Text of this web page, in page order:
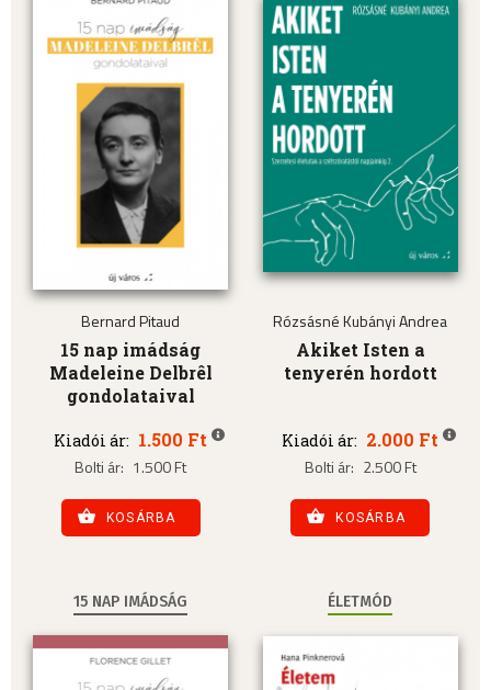
Bernard Pitaud
15 nap imádság
Madeleine Delbrêl
gondolataival
Kiadói ár: 1.500 Ft
Bolti ár: 1.500 Ft
KOSÁRBA
Rózsásné Kubányi Andrea
Akiket Isten a
tenyerén hordott
Kiadói ár: 2.000 Ft
Bolti ár: 2.500 Ft
KOSÁRBA
15 NAP IMÁDSÁG ÉLETMÓD